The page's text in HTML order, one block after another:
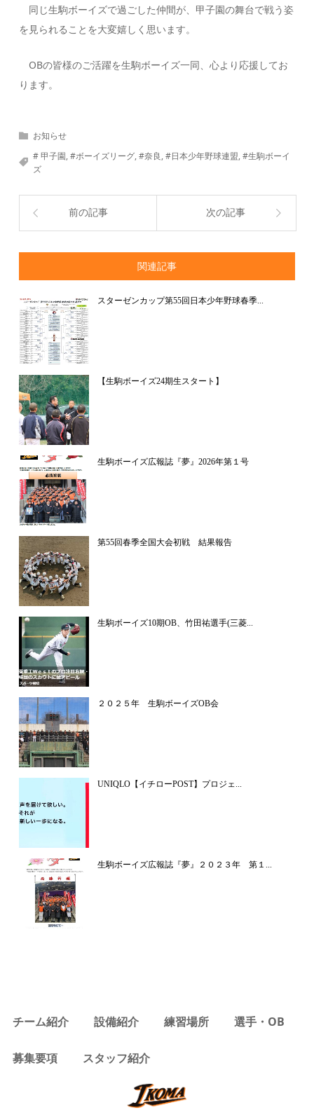
同じ生駒ボーイズで過ごした仲間が、甲子園の舞台で戦う姿
を見られることを大変嬉しく思います。
OBの皆様のご活躍を生駒ボーイズ一同、心より応援してお
ります。
お知らせ
# 甲子園,#ボーイズリーグ,#奈良,#日本少年野球連盟,#生駒ボーイ
ズ
前の記事 次の記事
関連記事
スターゼンカップ第55回日本少年野球春季...
【生駒ボーイズ24期生スタート】
生駒ボーイズ広報誌『夢』2026年第１号
第55回春季全国大会初戦 結果報告
生駒ボーイズ10期OB、竹田祐選手(三菱...
２０２５年 生駒ボーイズOB会
UNIQLO【イチローPOST】プロジェ...
生駒ボーイズ広報誌『夢』２０２３年 第１...
チーム紹介 設備紹介 練習場所 選手・OB
募集要項 スタッフ紹介